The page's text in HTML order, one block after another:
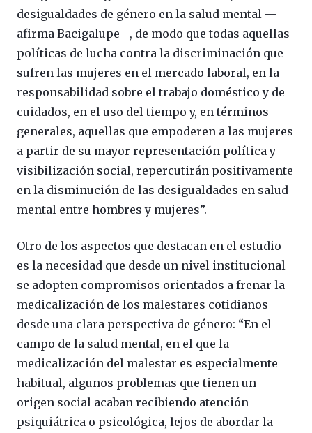
desigualdades de género en la salud mental —
afirma Bacigalupe—, de modo que todas aquellas
políticas de lucha contra la discriminación que
sufren las mujeres en el mercado laboral, en la
responsabilidad sobre el trabajo doméstico y de
cuidados, en el uso del tiempo y, en términos
generales, aquellas que empoderen a las mujeres
a partir de su mayor representación política y
visibilización social, repercutirán positivamente
en la disminución de las desigualdades en salud
mental entre hombres y mujeres”.
Otro de los aspectos que destacan en el estudio
es la necesidad que desde un nivel institucional
se adopten compromisos orientados a frenar la
medicalización de los malestares cotidianos
desde una clara perspectiva de género: “En el
campo de la salud mental, en el que la
medicalización del malestar es especialmente
habitual, algunos problemas que tienen un
origen social acaban recibiendo atención
psiquiátrica o psicológica, lejos de abordar la